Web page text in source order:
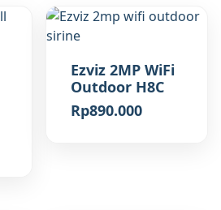
Ezviz 2MP WiFi
Outdoor H8C
Rp890.000